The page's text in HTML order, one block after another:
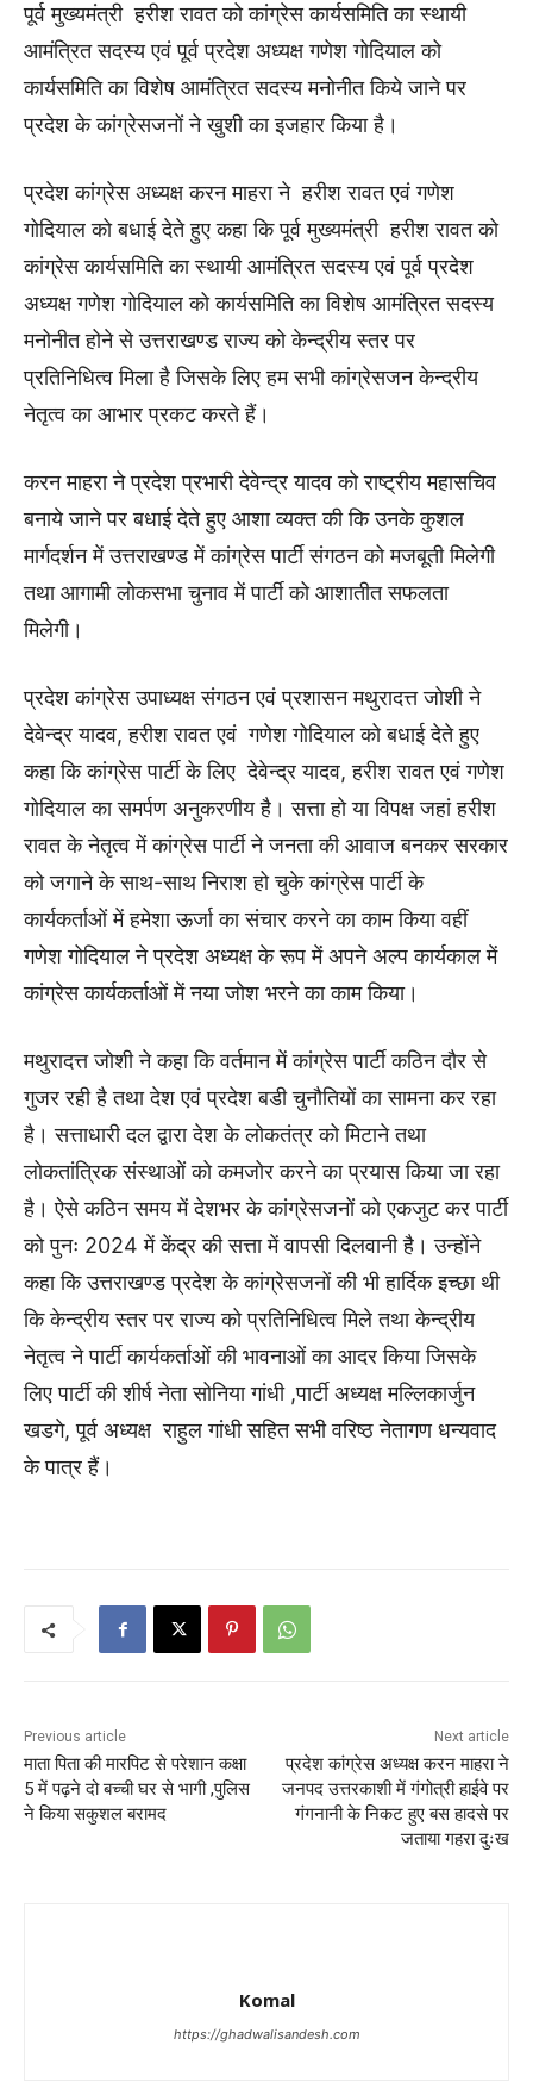
पूर्व मुख्यमंत्री हरीश रावत को कांग्रेस कार्यसमिति का स्थायी
आमंत्रित सदस्य एवं पूर्व प्रदेश अध्यक्ष गणेश गोदियाल को
कार्यसमिति का विशेष आमंत्रित सदस्य मनोनीत किये जाने पर
प्रदेश के कांग्रेसजनों ने खुशी का इजहार किया है।
प्रदेश कांग्रेस अध्यक्ष करन माहरा ने हरीश रावत एवं गणेश
गोदियाल को बधाई देते हुए कहा कि पूर्व मुख्यमंत्री हरीश रावत को
कांग्रेस कार्यसमिति का स्थायी आमंत्रित सदस्य एवं पूर्व प्रदेश
अध्यक्ष गणेश गोदियाल को कार्यसमिति का विशेष आमंत्रित सदस्य
मनोनीत होने से उत्तराखण्ड राज्य को केन्द्रीय स्तर पर
प्रतिनिधित्व मिला है जिसके लिए हम सभी कांग्रेसजन केन्द्रीय
नेतृत्व का आभार प्रकट करते हैं।
करन माहरा ने प्रदेश प्रभारी देवेन्द्र यादव को राष्ट्रीय महासचिव
बनाये जाने पर बधाई देते हुए आशा व्यक्त की कि उनके कुशल
मार्गदर्शन में उत्तराखण्ड में कांग्रेस पार्टी संगठन को मजबूती मिलेगी
तथा आगामी लोकसभा चुनाव में पार्टी को आशातीत सफलता
मिलेगी।
प्रदेश कांग्रेस उपाध्यक्ष संगठन एवं प्रशासन मथुरादत्त जोशी ने
देवेन्द्र यादव, हरीश रावत एवं गणेश गोदियाल को बधाई देते हुए
कहा कि कांग्रेस पार्टी के लिए देवेन्द्र यादव, हरीश रावत एवं गणेश
गोदियाल का समर्पण अनुकरणीय है। सत्ता हो या विपक्ष जहां हरीश
रावत के नेतृत्व में कांग्रेस पार्टी ने जनता की आवाज बनकर सरकार
को जगाने के साथ-साथ निराश हो चुके कांग्रेस पार्टी के
कार्यकर्ताओं में हमेशा ऊर्जा का संचार करने का काम किया वहीं
गणेश गोदियाल ने प्रदेश अध्यक्ष के रूप में अपने अल्प कार्यकाल में
कांग्रेस कार्यकर्ताओं में नया जोश भरने का काम किया।
मथुरादत्त जोशी ने कहा कि वर्तमान में कांग्रेस पार्टी कठिन दौर से
गुजर रही है तथा देश एवं प्रदेश बडी चुनौतियों का सामना कर रहा
है। सत्ताधारी दल द्वारा देश के लोकतंत्र को मिटाने तथा
लोकतांत्रिक संस्थाओं को कमजोर करने का प्रयास किया जा रहा
है। ऐसे कठिन समय में देशभर के कांग्रेसजनों को एकजुट कर पार्टी
को पुनः 2024 में केंद्र की सत्ता में वापसी दिलवानी है। उन्होंने
कहा कि उत्तराखण्ड प्रदेश के कांग्रेसजनों की भी हार्दिक इच्छा थी
कि केन्द्रीय स्तर पर राज्य को प्रतिनिधित्व मिले तथा केन्द्रीय
नेतृत्व ने पार्टी कार्यकर्ताओं की भावनाओं का आदर किया जिसके
लिए पार्टी की शीर्ष नेता सोनिया गांधी ,पार्टी अध्यक्ष मल्लिकार्जुन
खडगे, पूर्व अध्यक्ष राहुल गांधी सहित सभी वरिष्ठ नेतागण धन्यवाद
के पात्र हैं।
Previous article
माता पिता की मारपिट से परेशान कक्षा
5 में पढ़ने दो बच्ची घर से भागी ,पुलिस
ने किया सकुशल बरामद
Next article
प्रदेश कांग्रेस अध्यक्ष करन माहरा ने
जनपद उत्तरकाशी में गंगोत्री हाईवे पर
गंगनानी के निकट हुए बस हादसे पर
जताया गहरा दुःख
Komal
https://ghadwalisandesh.com